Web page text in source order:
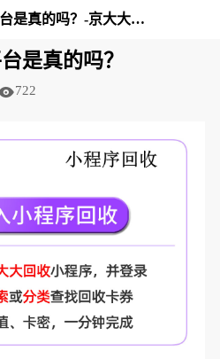
微信立减金回收平台是真的吗？-京大大回收
是真的吗？
722